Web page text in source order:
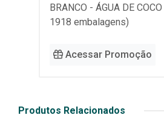
BRANCO - ÁGUA DE
1918 embalagens)
Acessar Promoção
Produtos Relacionados